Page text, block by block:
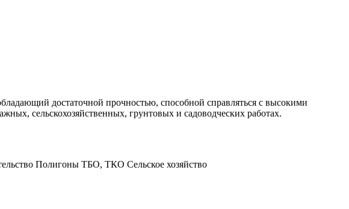
достаточной прочностью, способной справляться с высокими
сельскохозяйственных, грунтовых и садоводческих работах.
Полигоны ТБО, ТКО Сельское хозяйство